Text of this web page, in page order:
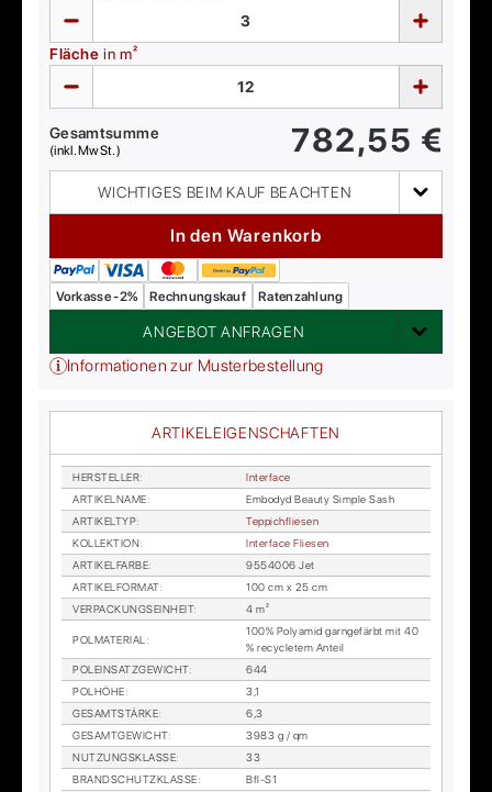
Fläche in m²
Gesamtsumme
(inkl. MwSt.) 782,55 €
WICHTIGES BEIM KAUF BEACHTEN
In den Warenkorb
Vorkasse -2% Rechnungskauf Ratenzahlung
ANGEBOT ANFRAGEN
Informationen zur Musterbestellung
ARTIKELEIGENSCHAFTEN
HER­STEL­LER:
In­ter­face
AR­TI­KEL­NA­ME:
Em­bo­dyd Be­au­ty Simp­le Sash
AR­TI­KEL­TYP:
Tep­pich­flie­sen
KOL­LEK­TI­ON:
In­ter­face Flie­sen
AR­TI­KEL­FAR­BE:
9554006 Jet
AR­TI­KEL­FOR­MAT:
100 cm x 25 cm
VER­PA­CKUNGS­EIN­HEIT: 4 m²
POL­MA­TE­RI­AL :
100% Po­ly­amid garn­ge­färbt mit 40
% re­cy­cle­tem An­teil
POL­EIN­SATZ­GE­WICHT:
644
POL­HÖ­HE:
3,1
GE­SAMT­STÄR­KE:
6,3
GE­SAMT­GE­WICHT:
3983 g / qm
NUT­ZUNGS­KLAS­SE:
33
BRAND­SCHUTZ­KLAS­SE:
Bfl-S1